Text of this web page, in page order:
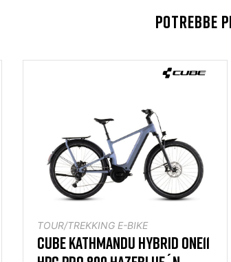
POTREBBE
TOUR/TREKKING E-BIKE
CUBE KATHMANDU HYBRID ONE11